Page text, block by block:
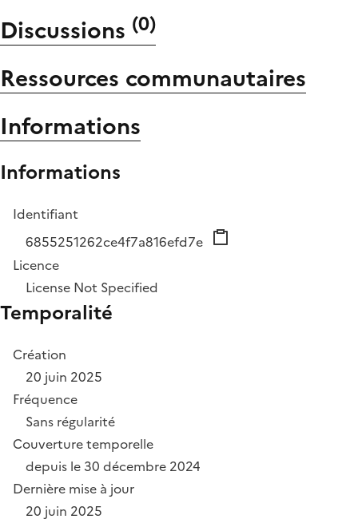
Discussions (0)
Ressources communautaires
Informations
Informations
Identifiant
6855251262ce4f7a816efd7e
Licence
License Not Specified
Temporalité
Création
20 juin 2025
Fréquence
Sans régularité
Couverture temporelle
depuis le 30 décembre 2024
Dernière mise à jour
20 juin 2025